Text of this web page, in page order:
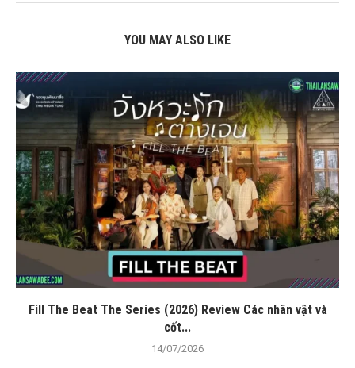
YOU MAY ALSO LIKE
Fill The Beat The Series (2026) Review Các nhân vật và
cốt...
14/07/2026